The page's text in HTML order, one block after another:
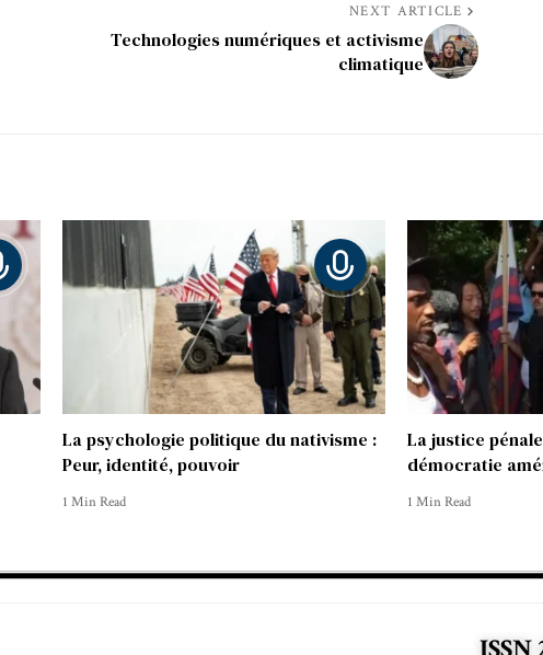
NEXT ARTICLE
Technologies numériques et activisme
climatique
La psychologie politique du nativisme :
Peur, identité, pouvoir
1 Min Read
La justice
démocratie
1 Min Read